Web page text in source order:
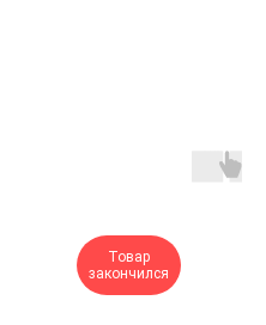
Товар
закончился